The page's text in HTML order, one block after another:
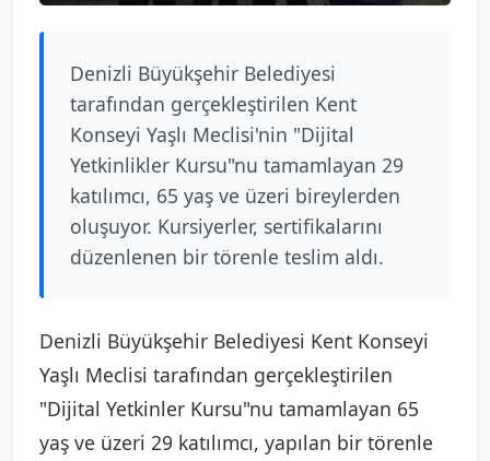
Denizli Büyükşehir Belediyesi
tarafından gerçekleştirilen Kent
Konseyi Yaşlı Meclisi'nin "Dijital
Yetkinlikler Kursu"nu tamamlayan 29
katılımcı, 65 yaş ve üzeri bireylerden
oluşuyor. Kursiyerler, sertifikalarını
düzenlenen bir törenle teslim aldı.
Denizli Büyükşehir Belediyesi Kent Konseyi
Yaşlı Meclisi tarafından gerçekleştirilen
"Dijital Yetkinler Kursu"nu tamamlayan 65
yaş ve üzeri 29 katılımcı, yapılan bir törenle